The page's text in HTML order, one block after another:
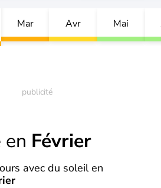
Mar Avr Mai
en Février
avec du soleil en